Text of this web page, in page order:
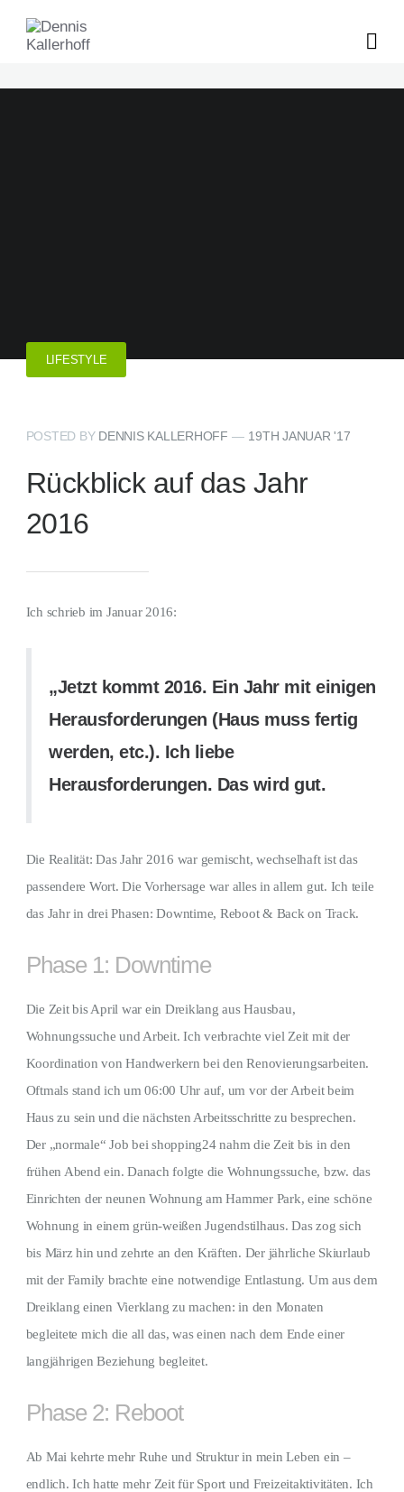
LIFESTYLE
POSTED BY DENNIS KALLERHOFF — 19TH JANUAR '17
Rückblick auf das Jahr
2016
Ich schrieb im Januar 2016:
„Jetzt kommt 2016. Ein Jahr mit einigen
Herausforderungen (Haus muss fertig
werden, etc.). Ich liebe
Herausforderungen. Das wird gut.
Die Realität: Das Jahr 2016 war gemischt, wechselhaft ist das
passendere Wort. Die Vorhersage war alles in allem gut. Ich teile
das Jahr in drei Phasen: Downtime, Reboot & Back on Track.
Phase 1: Downtime
Die Zeit bis April war ein Dreiklang aus Hausbau,
Wohnungssuche und Arbeit. Ich verbrachte viel Zeit mit der
Koordination von Handwerkern bei den Renovierungsarbeiten.
Oftmals stand ich um 06:00 Uhr auf, um vor der Arbeit beim
Haus zu sein und die nächsten Arbeitsschritte zu besprechen.
Der „normale“ Job bei shopping24 nahm die Zeit bis in den
frühen Abend ein. Danach folgte die Wohnungssuche, bzw. das
Einrichten der neunen Wohnung am Hammer Park, eine schöne
Wohnung in einem grün-weißen Jugendstilhaus. Das zog sich
bis März hin und zehrte an den Kräften. Der jährliche Skiurlaub
mit der Family brachte eine notwendige Entlastung. Um aus dem
Dreiklang einen Vierklang zu machen: in den Monaten
begleitete mich die all das, was einen nach dem Ende einer
langjährigen Beziehung begleitet.
Phase 2: Reboot
Ab Mai kehrte mehr Ruhe und Struktur in mein Leben ein –
endlich. Ich hatte mehr Zeit für Sport und Freizeitaktivitäten. Ich